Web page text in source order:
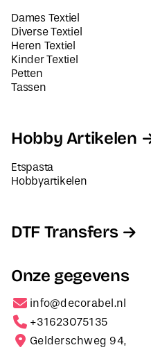
Dames Textiel
Diverse Textiel
Heren Textiel
Kinder Textiel
Petten
Tassen
Hobby Artikelen
Etspasta
Hobbyartikelen
DTF Transfers
Onze gegevens
info@decorabel.nl
+31623075135
Gelderschweg 94,